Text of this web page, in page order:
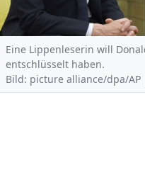
Eine Lippenleserin will
entschlüsselt haben.
Bild: picture alliance/dpa/AP